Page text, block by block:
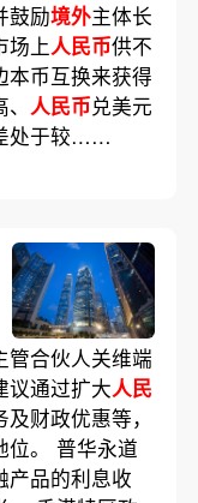
鼓励境外主体长
场上人民币供不
本币互换来获得
人民币兑美元
处于较……
管合伙人关维端
议通过扩大人民
财政优惠等，
位。 普华永道
产品的利息收